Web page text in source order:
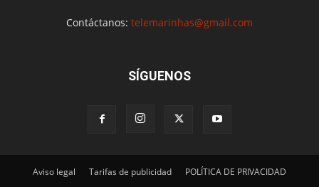
Contáctanos: telemarinhas@gmail.com
SÍGUENOS
Aviso legal Tarifas de publicidad POLÍTICA DE PRIVACIDAD